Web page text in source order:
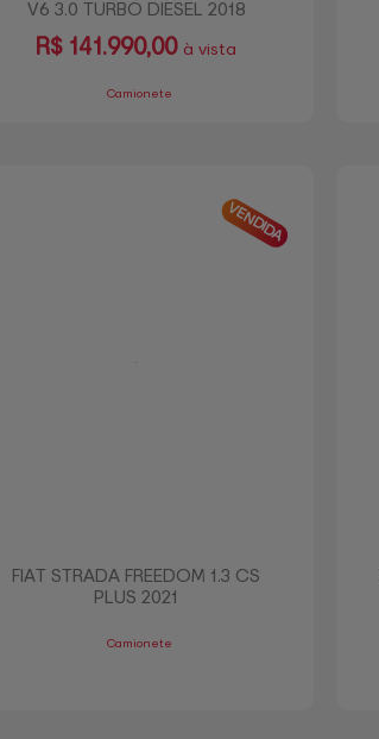
V6 3.0 TURBO DIESEL 2018
R$ 141.990,00 à vista
Camionete
VENDIDA
FIAT STRADA FREEDOM 1.3 CS
PLUS 2021
Camionete